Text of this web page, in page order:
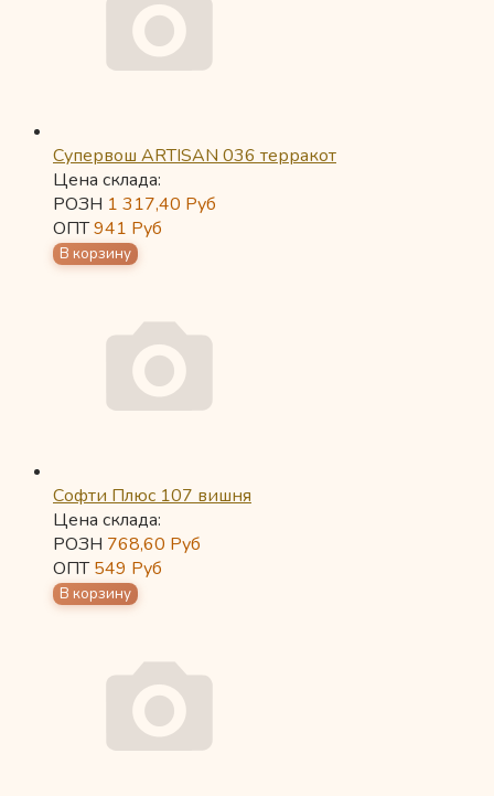
Супервош ARTISAN 036 терракот
Цена склада:
РОЗН 1 317,40 Руб
ОПТ941 Руб
Софти Плюс 107 вишня
Цена склада:
РОЗН 768,60 Руб
ОПТ549 Руб